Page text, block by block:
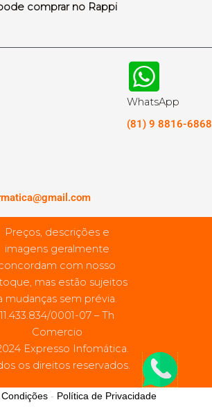
comprar no Rappi
WhatsApp
(81) 9 8816-6868
Preços, descrições e
imagens geralmente
com nosso
mas estão sujeitos
mudanças sem prévia.
11.433.834/0001-07 – Th
Comercio
Expresso Infomática.
os direitos reservados.
- Política de Privacidade